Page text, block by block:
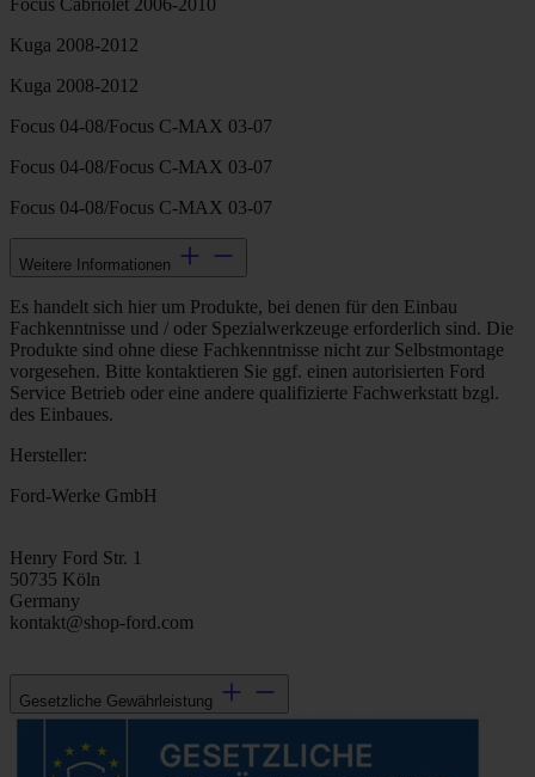
Focus Cabriolet 2006-2010
Kuga 2008-2012
Kuga 2008-2012
Focus 04-08/Focus C-MAX 03-07
Focus 04-08/Focus C-MAX 03-07
Focus 04-08/Focus C-MAX 03-07
Weitere Informationen
Es handelt sich hier um Produkte, bei denen für den Einbau
Fachkenntnisse und / oder Spezialwerkzeuge erforderlich sind. Die
Produkte sind ohne diese Fachkenntnisse nicht zur Selbstmontage
vorgesehen. Bitte kontaktieren Sie ggf. einen autorisierten Ford
Service Betrieb oder eine andere qualifizierte Fachwerkstatt bzgl.
des Einbaues.
Hersteller:
Ford-Werke GmbH
Henry Ford Str. 1
50735 Köln
Germany
kontakt@shop-ford.com
Gesetzliche Gewährleistung